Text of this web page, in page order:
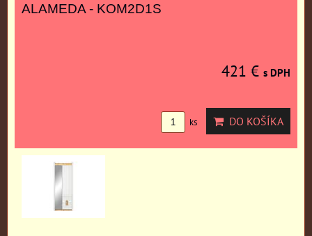
ALAMEDA - KOM2D1S
421 € s DPH
ks DO KOŠÍKA